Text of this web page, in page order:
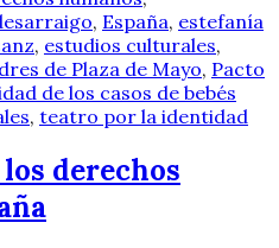
, España, estefanía
, estudios culturales,
de Plaza de Mayo, Pacto
de los casos de bebés
, teatro por la identidad
derechos